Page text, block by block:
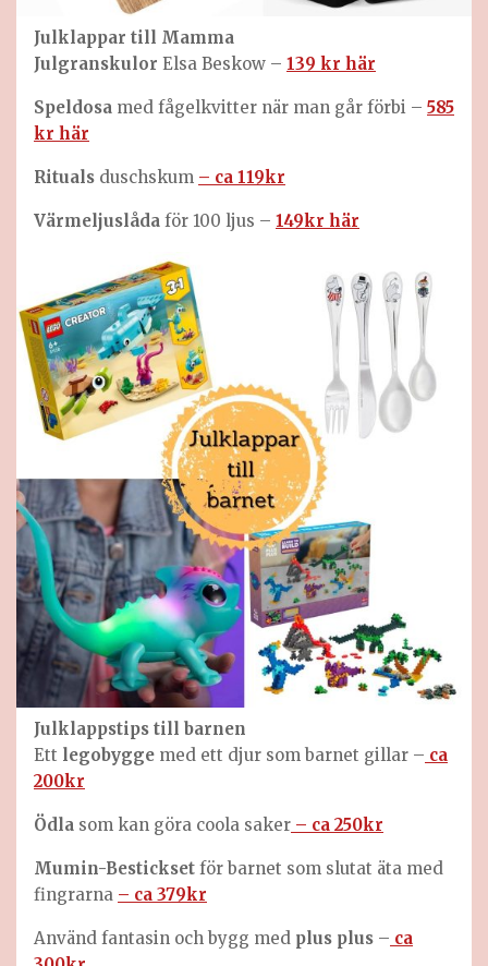
Julklappar till Mamma
Julgranskulor Elsa Beskow – 139 kr här
Speldosa med fågelkvitter när man går förbi – 585
kr här
Rituals duschskum – ca 119kr
Värmeljuslåda för 100 ljus – 149kr här
Julklappstips till barnen
Ett legobygge med ett djur som barnet gillar – ca
200kr
Ödla som kan göra coola saker – ca 250kr
Mumin-Bestickset för barnet som slutat äta med
fingrarna – ca 379kr
Använd fantasin och bygg med plus plus – ca